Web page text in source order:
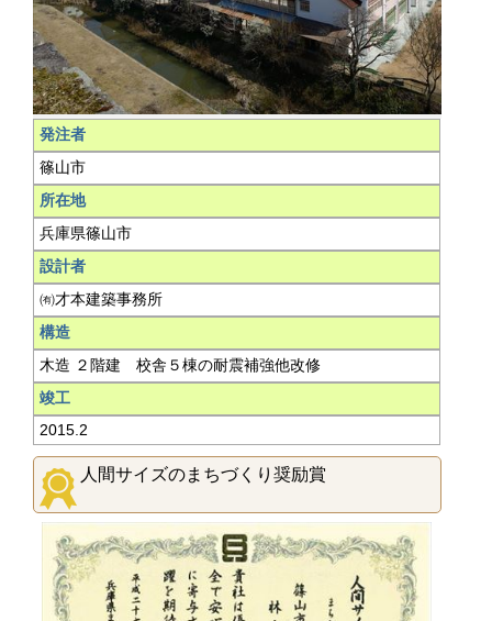
発注者
篠山市
所在地
兵庫県篠山市
設計者
㈲才本建築事務所
構造
木造 ２階建 校舎５棟の耐震補強他改修
竣工
2015.2
人間サイズのまちづくり奨励賞